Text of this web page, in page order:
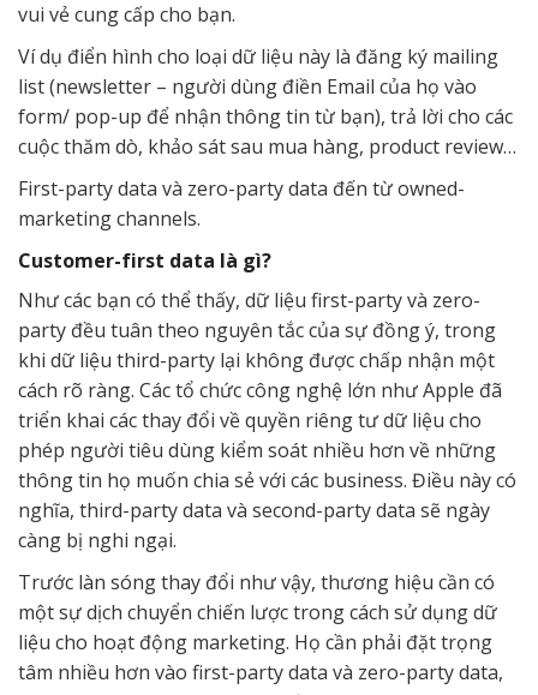
vui vẻ cung cấp cho bạn.
Ví dụ điển hình cho loại dữ liệu này là đăng ký mailing
list (newsletter – người dùng điền Email của họ vào
form/ pop-up để nhận thông tin từ bạn), trả lời cho các
cuộc thăm dò, khảo sát sau mua hàng, product review…
First-party data và zero-party data đến từ owned-
marketing channels.
Customer-first data là gì?
Như các bạn có thể thấy, dữ liệu first-party và zero-
party đều tuân theo nguyên tắc của sự đồng ý, trong
khi dữ liệu third-party lại không được chấp nhận một
cách rõ ràng. Các tổ chức công nghệ lớn như Apple đã
triển khai các thay đổi về quyền riêng tư dữ liệu cho
phép người tiêu dùng kiểm soát nhiều hơn về những
thông tin họ muốn chia sẻ với các business. Điều này có
nghĩa, third-party data và second-party data sẽ ngày
càng bị nghi ngại.
Trước làn sóng thay đổi như vậy, thương hiệu cần có
một sự dịch chuyển chiến lược trong cách sử dụng dữ
liệu cho hoạt động marketing. Họ cần phải đặt trọng
tâm nhiều hơn vào first-party data và zero-party data,